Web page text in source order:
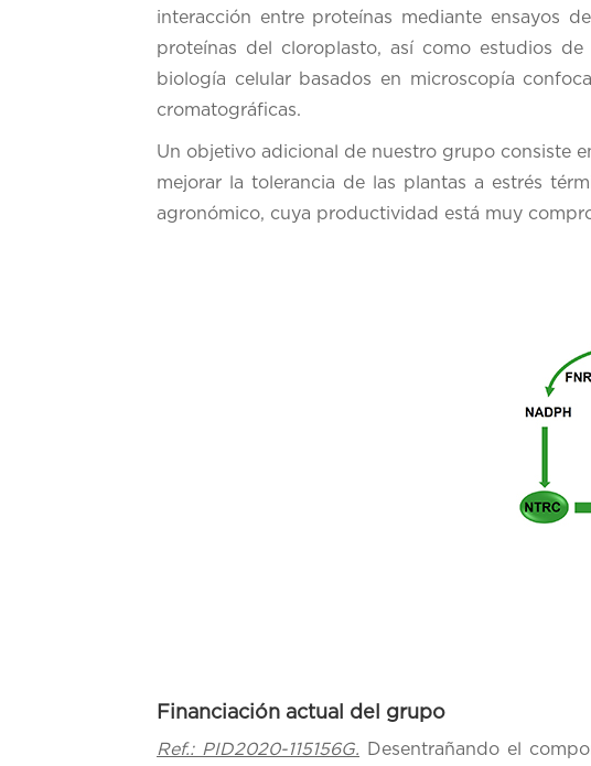
interacción entre proteínas mediante ensayos
proteínas del cloroplasto, así como estudios
biología celular basados en microscopía
cromatográficas.
Un objetivo adicional de nuestro grupo consiste
mejorar la tolerancia de las plantas a estrés
agronómico, cuya productividad está muy
Financiación actual del grupo
Ref.: PID2020-115156G. Desentrañando el